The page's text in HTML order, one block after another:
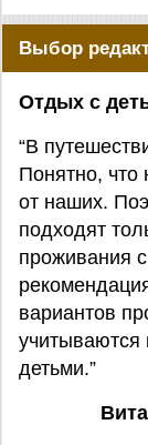
Выбор
Отдых с
“В
Понятно, что
от наших.
подходят
проживания
вариантов
учитываются
детьми.”